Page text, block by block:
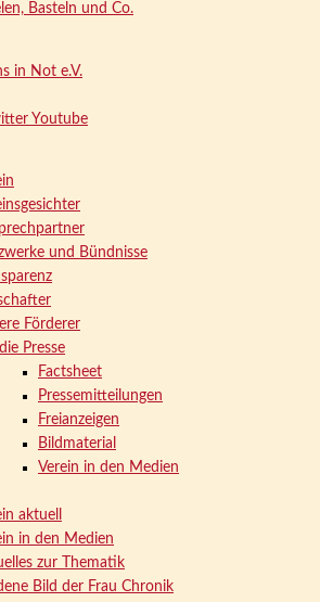
Basteln und Co.
Youtube
und Bündnisse
Förderer
Presse
Factsheet
Pressemitteilungen
Freianzeigen
Bildmaterial
Verein in den Medien
aktuell
in den Medien
zur Thematik
Bild der Frau Chronik